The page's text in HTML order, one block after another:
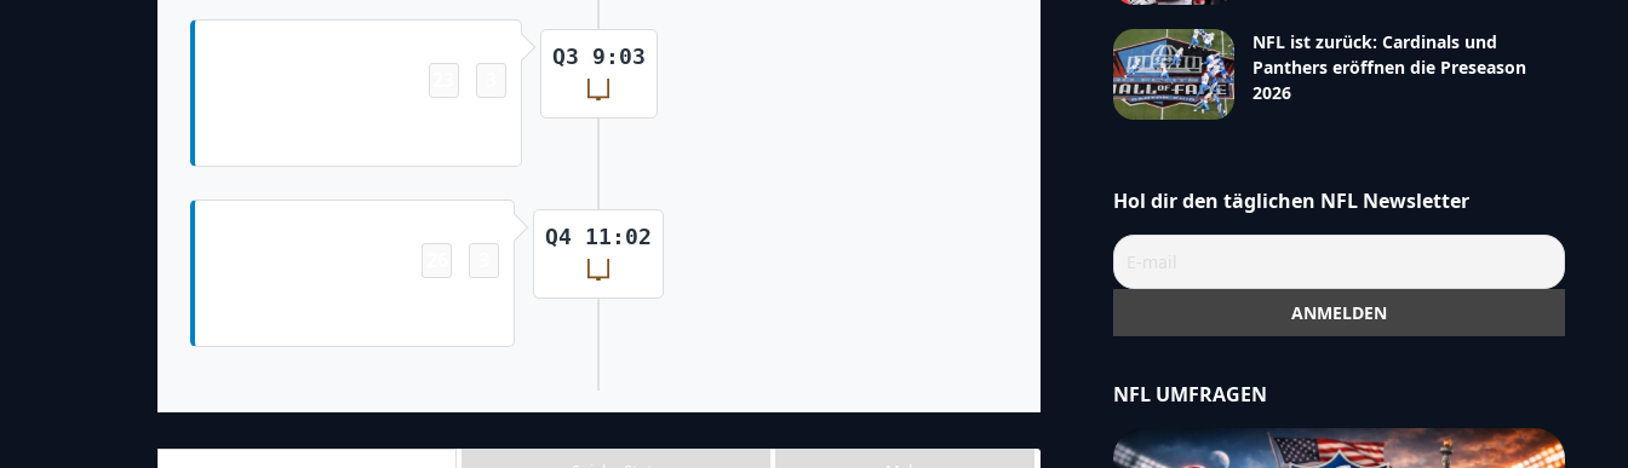
Q3 9:03
Q4 11:02
NFL ist zurück: Cardinals und
Panthers eröffnen die Preseason
2026
Hol dir den täglichen NFL Newsletter
NFL UMFRAGEN